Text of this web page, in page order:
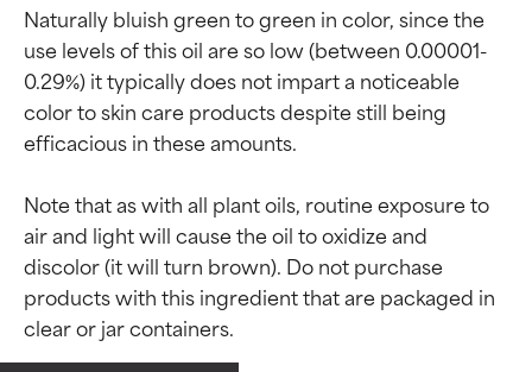
Naturally bluish green to green in color, since the
use levels of this oil are so low (between 0.00001-
0.29%) it typically does not impart a noticeable
color to skin care products despite still being
efficacious in these amounts.
Note that as with all plant oils, routine exposure to
air and light will cause the oil to oxidize and
discolor (it will turn brown). Do not purchase
products with this ingredient that are packaged in
clear or jar containers.
Valutazione degli
ingredienti
Valutazione degli
ingredienti